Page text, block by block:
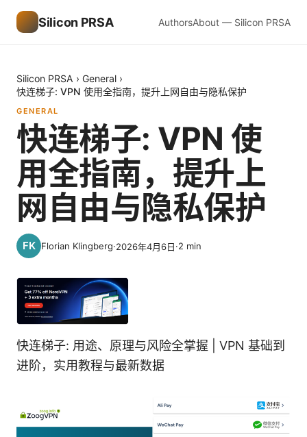
Silicon PRSA AuthorsAbout — Silicon PRSA
Silicon PRSA › General ›
快连梯子: VPN 使用全指南，提升上网自由与隐私保护
GENERAL
快连梯子: VPN 使
用全指南，提升上
网自由与隐私保护
Florian Klingberg·2026年4月6日·2 min
快连梯子: 用途、原理与风险全掌握 | VPN 基础到
进阶，实用教程与最新数据